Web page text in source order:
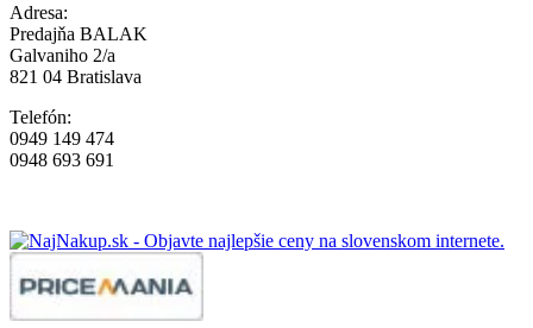
Adresa:
Predajňa BALAK
Galvaniho 2/a
821 04 Bratislava
Telefón:
0949 149 474
0948 693 691